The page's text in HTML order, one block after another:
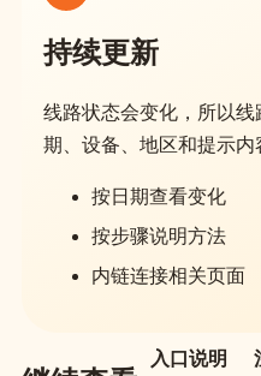
持续更新
线路状态会变化，所以线
期、设备、地区和提示内
按日期查看变化
按步骤说明方法
内链连接相关页面
入口说明